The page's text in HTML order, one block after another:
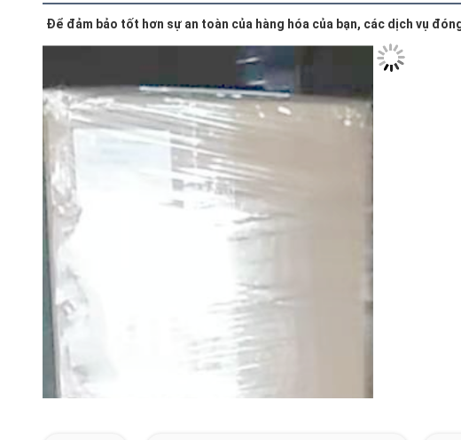
Để đảm bảo tốt hơn sự an toàn của hàng hóa của bạn, các dịch vụ